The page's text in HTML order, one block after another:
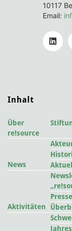
10117
Email:
Inhalt
Über
re!source
News
Presse
Aktivitäten